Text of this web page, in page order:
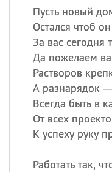
Пусть новый
Остался чтоб
За вас сегодня
Да пожелаем
Растворов
А разнарядок
Всегда быть в
От всех
К успеху руку
Работать так,